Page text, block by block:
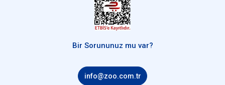
Bir Sorununuz mu var?
info@zoo.com.tr